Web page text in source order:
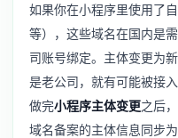
如果你在小程序里使用了
等），这些域名在国内是
司账号绑定。主体变更为
是老公司，就有可能被接
做完小程序主体变更之后
域名备案的主体信息同步为